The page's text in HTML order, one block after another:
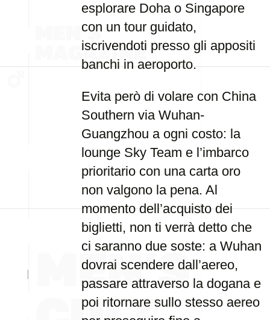
esplorare Doha o Singapore
con un tour guidato,
iscrivendoti presso gli appositi
banchi in aeroporto.
Evita però di volare con China
Southern via Wuhan-
Guangzhou a ogni costo: la
lounge Sky Team e l’imbarco
prioritario con una carta oro
non valgono la pena. Al
momento dell’acquisto dei
biglietti, non ti verrà detto che
ci saranno due soste: a Wuhan
dovrai scendere dall’aereo,
passare attraverso la dogana e
poi ritornare sullo stesso aereo